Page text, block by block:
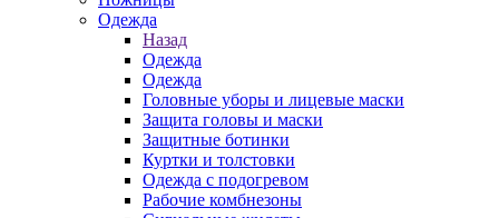
Одежда
Назад
Одежда
Одежда
Головные уборы и лицевые маски
Защита головы и маски
Защитные ботинки
Куртки и толстовки
Одежда с подогревом
Рабочие комбнезоны